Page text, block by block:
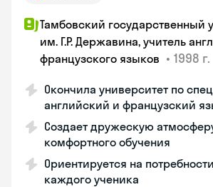
Тамбовский государственный
им. Г.Р. Державина, учитель
французского языков • 1998 г.
Окончила университет по
английский и французский
Создает дружескую
комфортного обучения
Ориентируется на
каждого ученика